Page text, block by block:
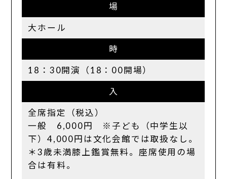
場
大ホール
時
18：30開演（18：00開場）
入
全席指定（税込）
一般 6,000円 ※子ども（中学生以
下）4,000円は文化会館では取扱なし。
＊3歳未満膝上鑑賞無料。座席使用の場
合は有料。